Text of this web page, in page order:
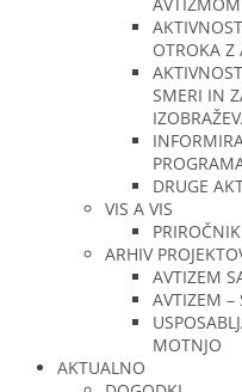
OTROKA
SMERI IN
DRUGE
VIS A VIS
ARHIV
AVTIZEM
AVTIZEM –
MOTNJO
AKTUALNO